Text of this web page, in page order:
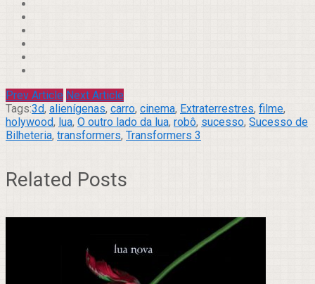
Prev Article Next Article
Tags:3d, alienígenas, carro, cinema, Extraterrestres, filme,
holywood, lua, O outro lado da lua, robô, sucesso, Sucesso de
Bilheteria, transformers, Transformers 3
Related Posts